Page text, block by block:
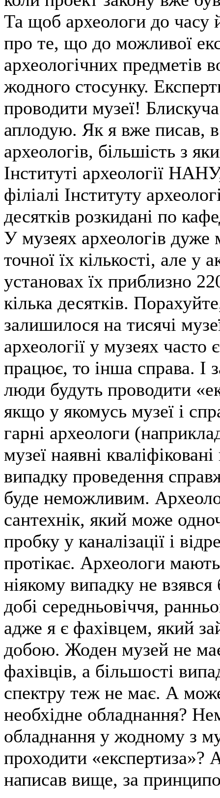
Та щоб археологи до часу
про те, що до можливої
археологічних предметів
жодного стосунку.
проводити музеї!
аплодую. Як я вже писав, в
археологів, більшість з
Інституті археології
філіалі Інституту
десятків розкидані по
У музеях археологів
точної їх кількості, але у
установах їх приблизно
кілька десятків.
залишилося на тисячі
археології у музеях часто
працює, то інша справа. І
люди будуть проводити
якщо у якомусь музеї і
гарні археологи
музеї наявні
випадку проведення
буде неможливим.
сантехнік, який може
пробку у каналізації і
протікає. Археологи
ніякому випадку не
добі середньовіччя,
адже я є фахівцем, який
добою. Жоден музей не
фахівців, а більшості
спектру теж не має. А
необхідне обладнання?
обладнання у жодному з
проходити «експертиза»?
написав вище, за